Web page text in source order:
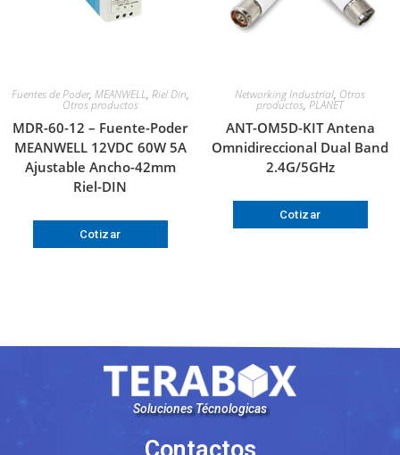
Fuentes de Poder, MEANWELL, Riel Din,
Otros productos
MDR-60-12 – Fuente-Poder
MEANWELL 12VDC 60W 5A
Ajustable Ancho-42mm
Riel-DIN
Cotizar
Networking Industrial, Otros
productos, PLANET
ANT-OM5D-KIT Antena
Omnidireccional Dual Band
2.4G/5GHz
Cotizar
Soluciones Técnologicas
Contactos